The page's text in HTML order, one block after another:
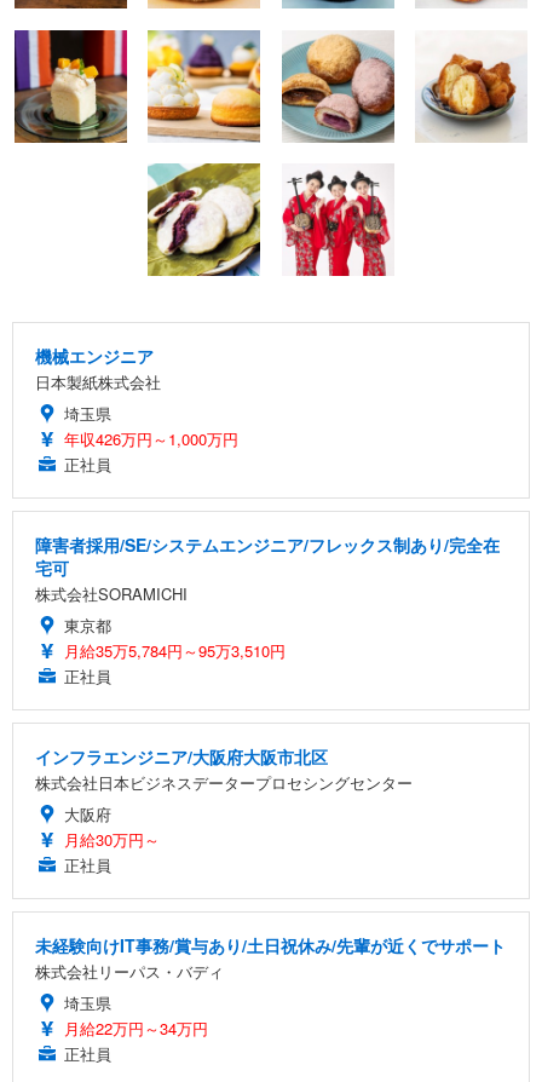
機械エンジニア
日本製紙株式会社
埼玉県
年収426万円～1,000万円
正社員
障害者採用/SE/システムエンジニア/フレックス制あり/完全在
宅可
株式会社SORAMICHI
東京都
月給35万5,784円～95万3,510円
正社員
インフラエンジニア/大阪府大阪市北区
株式会社日本ビジネスデータープロセシングセンター
大阪府
月給30万円～
正社員
未経験向けIT事務/賞与あり/土日祝休み/先輩が近くでサポート
株式会社リーパス・バディ
埼玉県
月給22万円～34万円
正社員